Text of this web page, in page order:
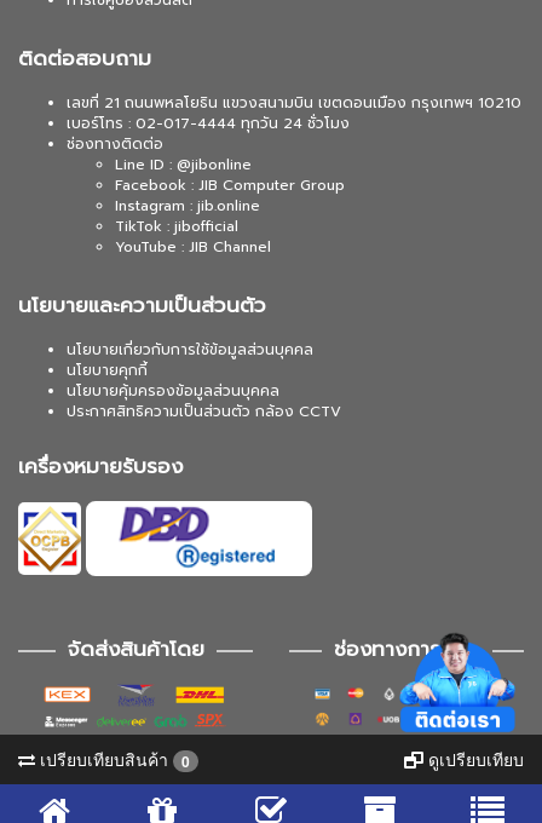
ติดต่อสอบถาม
เลขที่ 21 ถนนพหลโยธิน แขวงสนามบิน เขตดอนเมือง กรุงเทพฯ 10210
เบอร์โทร : 02-017-4444 ทุกวัน 24 ชั่วโมง
ช่องทางติดต่อ
Line ID : @jibonline
Facebook : JIB Computer Group
Instagram : jib.online
TikTok : jibofficial
YouTube : JIB Channel
นโยบายและความเป็นส่วนตัว
นโยบายเกี่ยวกับการใช้ข้อมูลส่วนบุคคล
นโยบายคุกกี้
นโยบายคุ้มครองข้อมูลส่วนบุคคล
ประกาศสิทธิความเป็นส่วนตัว กล้อง CCTV
เครื่องหมายรับรอง
จัดส่งสินค้าโดย ช่องทางการชำระ
ช่องทางการติดตาม
เปรียบเทียบสินค้า 0 ดูเปรียบเทียบ